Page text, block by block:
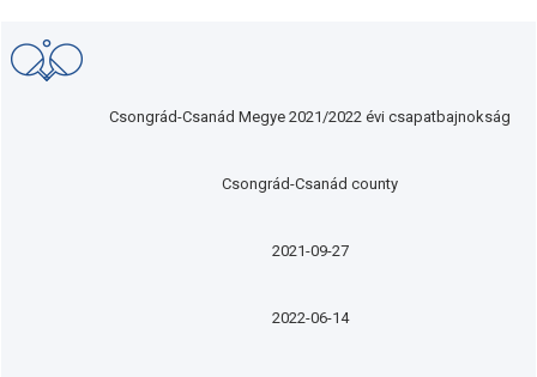
Csongrád-Csanád Megye 2021/2022 évi csapatbajnokság
Csongrád-Csanád county
2021-09-27
2022-06-14